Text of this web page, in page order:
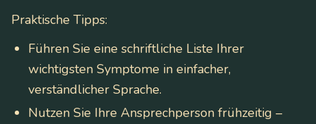
Praktische Tipps:
Führen Sie eine schriftliche Liste Ihrer
wichtigsten Symptome in einfacher,
verständlicher Sprache.
Nutzen Sie Ihre Ansprechperson frühzeitig –